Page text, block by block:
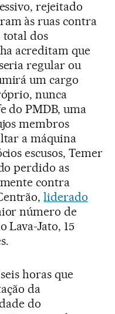
rejeitado
às ruas contra
total dos
acreditam que
regular ou
um cargo
nunca
do PMDB, uma
membros
a máquina
escusos, Temer
perdido as
contra
liderado
número de
Lava-Jato, 15
horas que
da
do